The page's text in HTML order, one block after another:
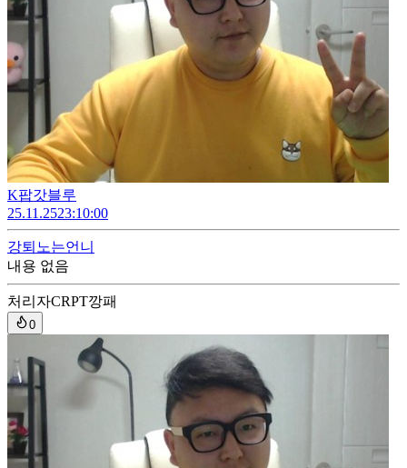
K팝갓블루
25.11.2523:10:00
강퇴 노는언니
내용 없음
처리자CRPT깡패
0